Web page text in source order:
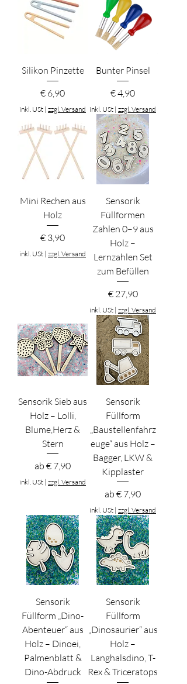
Silikon Pinzette
Preis
€ 6,90
inkl. USt | zzgl. Versand
Bunter Pinsel
Preis
€ 4,90
inkl. USt | zzgl. Versand
Mini Rechen aus
Holz
Preis
€ 3,90
inkl. USt | zzgl. Versand
Sensorik
Füllformen
Zahlen 0–9 aus
Holz –
Lernzahlen Set
zum Befüllen
Preis
€ 27,90
inkl. USt | zzgl. Versand
Sensorik Sieb aus
Holz – Lolli,
Blume,Herz &
Stern
ab € 7,90
Sale-Preis
inkl. USt | zzgl. Versand
Sensorik
Füllform
„Baustellenfahrz
euge“ aus Holz –
Bagger, LKW &
Kipplaster
ab € 7,90
Sale-Preis
inkl. USt | zzgl. Versand
Sensorik
Füllform „Dino-
Abenteuer“ aus
Holz – Dinoei,
Palmenblatt &
Dino-Abdruck
Sensorik
Füllform
„Dinosaurier“ aus
Holz –
Langhalsdino, T-
Rex & Triceratops